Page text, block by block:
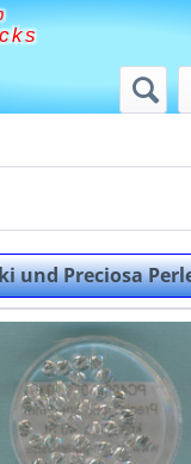
und Preciosa